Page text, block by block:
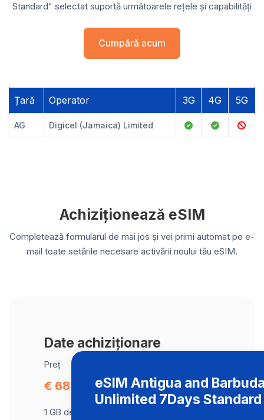
Standard" selectat suportă următoarele rețele și capabilități
Cumpără acum
Țară Operator 3G 4G 5G
AG Digicel (Jamaica) Limited
Achiziționează eSIM
Completează formularul de mai jos și vei primi automat pe e-
mail toate setările necesare activării noului tău eSIM.
Date achiziționare
Preț
€ 68.66
1 GB de date la viteză maximă, apoi trafic
eSIM Antigua and
Unlimited 7Days Standard